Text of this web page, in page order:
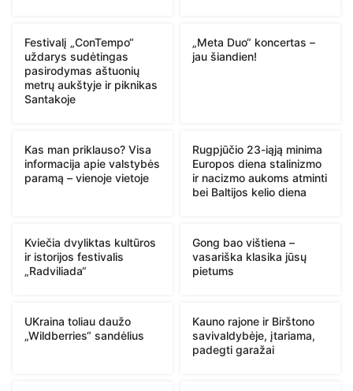
Festivalį „ConTempo“
uždarys sudėtingas
pasirodymas aštuonių
metrų aukštyje ir piknikas
Santakoje
„Meta Duo“ koncertas –
jau šiandien!
Kas man priklauso? Visa
informacija apie valstybės
paramą – vienoje vietoje
Rugpjūčio 23-iąją minima
Europos diena stalinizmo
ir nacizmo aukoms atminti
bei Baltijos kelio diena
Kviečia dvyliktas kultūros
ir istorijos festivalis
„Radviliada“
Gong bao vištiena –
vasariška klasika jūsų
pietums
UKraina toliau daužo
„Wildberries“ sandėlius
Kauno rajone ir Birštono
savivaldybėje, įtariama,
padegti garažai